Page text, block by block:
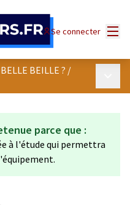
Se connecter
BEILLE ? /
parce que :
à l'étude qui permettra